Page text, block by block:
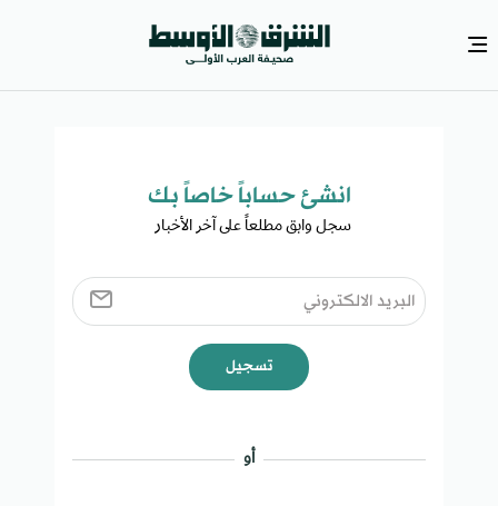
انشئ حساباً خاصاً بك​
سجل وابق مطلعاً على آخر الأخبار ​
تسجيل
أو